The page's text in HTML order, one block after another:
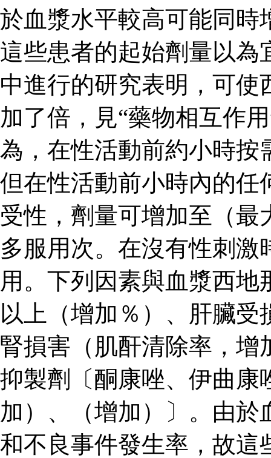
於血漿水平較高可能同時
這些患者的起始劑量以為
中進行的研究表明，可
加了倍，見“藥物相互作
為，在性活動前約小時按
但在性活動前小時內的任
受性，劑量可增加至（
多服用次。在沒有性刺
用。下列因素與血漿西
以上（增加％）、肝臟
腎損害（肌酐清除率，增
抑製劑〔酮康唑、伊曲康
加）、（增加）〕。由
和不良事件發生率，故這